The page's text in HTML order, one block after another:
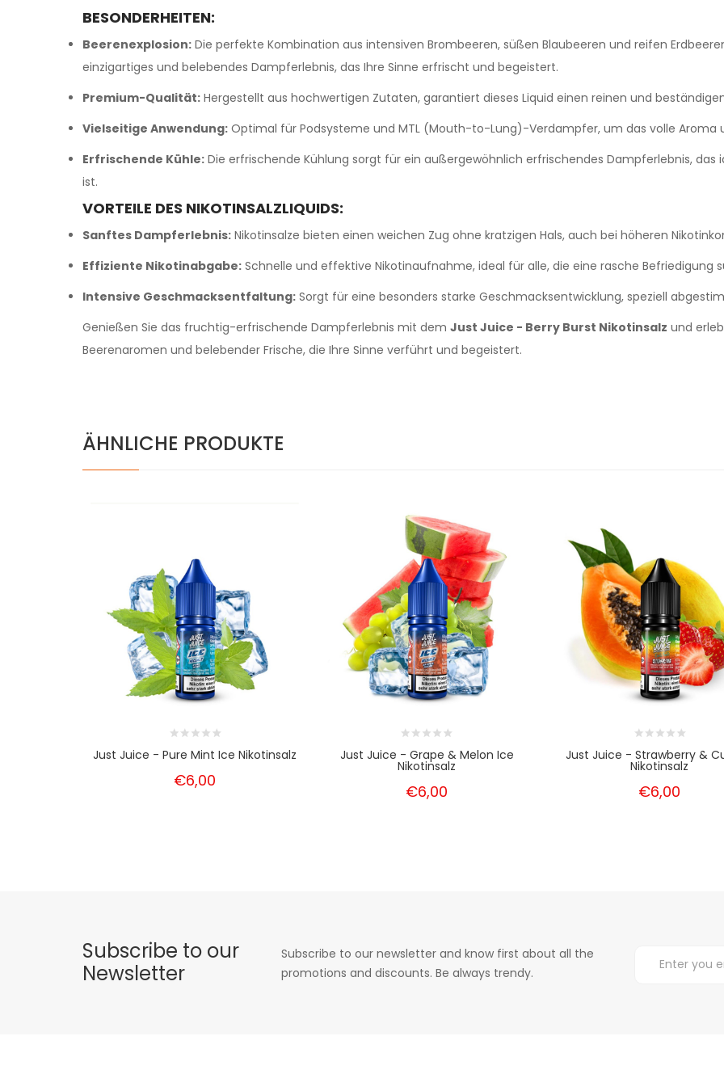
BESONDERHEITEN:
Beerenexplosion: Die perfekte Kombination aus intensiven Brombeeren, süßen Blaubeeren und reifen
einzigartiges und belebendes Dampferlebnis, das Ihre Sinne erfrischt und begeistert.
Premium-Qualität: Hergestellt aus hochwertigen Zutaten, garantiert dieses Liquid einen reinen und
Vielseitige Anwendung: Optimal für Podsysteme und MTL (Mouth-to-Lung)-Verdampfer, um das volle Aroma
Erfrischende Kühle: Die erfrischende Kühlung sorgt für ein außergewöhnlich erfrischendes Dampferlebnis,
ist.
VORTEILE DES NIKOTINSALZLIQUIDS:
Sanftes Dampferlebnis: Nikotinsalze bieten einen weichen Zug ohne kratzigen Hals, auch bei höheren
Effiziente Nikotinabgabe: Schnelle und effektive Nikotinaufnahme, ideal für alle, die eine rasche Befriedigung
Intensive Geschmacksentfaltung: Sorgt für eine besonders starke Geschmacksentwicklung, speziell
Genießen Sie das fruchtig-erfrischende Dampferlebnis mit dem Just Juice - Berry Burst Nikotinsalz und
Beerenaromen und belebender Frische, die Ihre Sinne verführt und begeistert.
ÄHNLICHE PRODUKTE
Just Juice - Pure Mint Ice Nikotinsalz
€6,00
Just Juice - Grape & Melon Ice
Nikotinsalz
€6,00
Just Juice - Strawberry &
Nikotinsalz
€6,00
Subscribe to our
Newsletter
Subscribe to our newsletter and know first about all the
promotions and discounts. Be always trendy.